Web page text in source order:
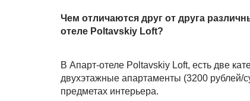
Чем отличаются друг от друга
отеле Poltavskiy Loft?
В Апарт-отеле Poltavskiy Loft, есть две
двухэтажные апартаменты (3200 рублей/
предметах интерьера.